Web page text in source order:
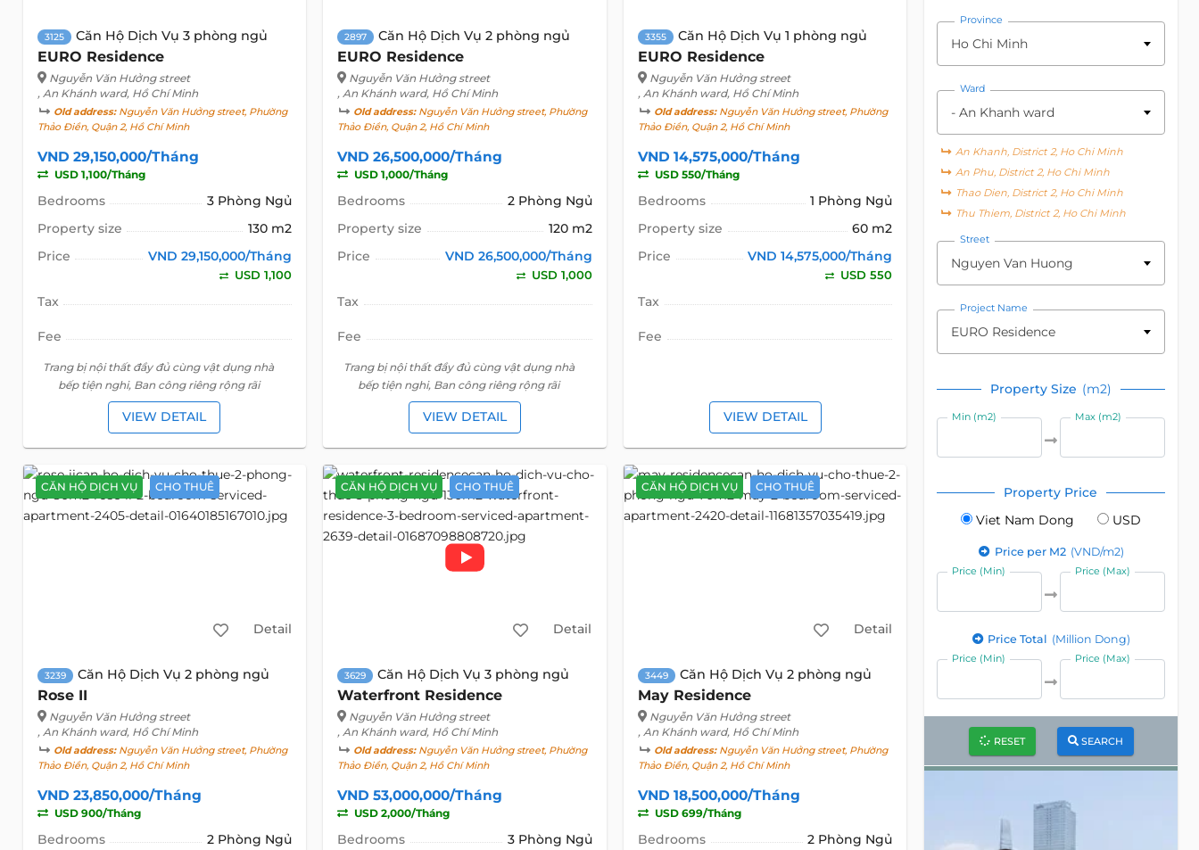
3125 Căn Hộ Dịch Vụ 3 phòng ngủ
EURO Residence
Nguyễn Văn Hưởng street
, An Khánh ward, Hồ Chí Minh
Old address:Nguyễn Văn Hưởng street, Phường
Thảo Điền, Quận 2, Hồ Chí Minh
VND 29,150,000/Tháng
USD 1,100/Tháng
Bedrooms
3 Phòng Ngủ
Property size
130 m2
Price
VND 29,150,000/Tháng
USD 1,100
Tax
Fee
Trang bị nội thất đầy đủ cùng vật dụng nhà
bếp tiện nghi, Ban công riêng rộng rãi
VIEW DETAIL
2897 Căn Hộ Dịch Vụ 2 phòng ngủ
EURO Residence
Nguyễn Văn Hưởng street
, An Khánh ward, Hồ Chí Minh
Old address:Nguyễn Văn Hưởng street, Phường
Thảo Điền, Quận 2, Hồ Chí Minh
VND 26,500,000/Tháng
USD 1,000/Tháng
Bedrooms
2 Phòng Ngủ
Property size
120 m2
Price
VND 26,500,000/Tháng
USD 1,000
Tax
Fee
Trang bị nội thất đầy đủ cùng vật dụng nhà
bếp tiện nghi, Ban công riêng rộng rãi
VIEW DETAIL
3355 Căn Hộ Dịch Vụ 1 phòng ngủ
EURO Residence
Nguyễn Văn Hưởng street
, An Khánh ward, Hồ Chí Minh
Old address:Nguyễn Văn Hưởng street, Phường
Thảo Điền, Quận 2, Hồ Chí Minh
VND 14,575,000/Tháng
USD 550/Tháng
Bedrooms
1 Phòng Ngủ
Property size
60 m2
Price
VND 14,575,000/Tháng
USD 550
Tax
Fee
VIEW DETAIL
CĂN HỘ DỊCH VỤ CHO THUÊ
Detail
3239 Căn Hộ Dịch Vụ 2 phòng ngủ
Rose II
Nguyễn Văn Hưởng street
, An Khánh ward, Hồ Chí Minh
Old address:Nguyễn Văn Hưởng street, Phường
Thảo Điền, Quận 2, Hồ Chí Minh
VND 23,850,000/Tháng
USD 900/Tháng
Bedrooms
2 Phòng Ngủ
CĂN HỘ DỊCH VỤ CHO THUÊ
Detail
3629 Căn Hộ Dịch Vụ 3 phòng ngủ
Waterfront Residence
Nguyễn Văn Hưởng street
, An Khánh ward, Hồ Chí Minh
Old address:Nguyễn Văn Hưởng street, Phường
Thảo Điền, Quận 2, Hồ Chí Minh
VND 53,000,000/Tháng
USD 2,000/Tháng
Bedrooms
3 Phòng Ngủ
CĂN HỘ DỊCH VỤ CHO THUÊ
Detail
3449 Căn Hộ Dịch Vụ 2 phòng ngủ
May Residence
Nguyễn Văn Hưởng street
, An Khánh ward, Hồ Chí Minh
Old address:Nguyễn Văn Hưởng street, Phường
Thảo Điền, Quận 2, Hồ Chí Minh
VND 18,500,000/Tháng
USD 699/Tháng
Bedrooms
2 Phòng Ngủ
Province
Ho Chi Minh
Ward
- An Khanh ward
An Khanh, District 2, Ho Chi Minh
An Phu, District 2, Ho Chi Minh
Thao Dien, District 2, Ho Chi Minh
Thu Thiem, District 2, Ho Chi Minh
Street
Nguyen Van Huong
Project Name
EURO Residence
Property Size (m2)
Min (m2) Max (m2)
Property Price
Viet Nam Dong
USD
Price per M2 (VND/m2)
Price (Min) Price (Max)
Price Total (Million Dong)
Price (Min) Price (Max)
RESET SEARCH